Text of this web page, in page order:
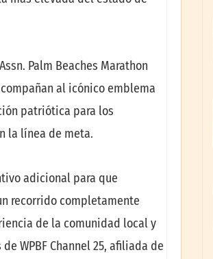
Palm Beaches Marathon
al icónico emblema
patriótica para los
la línea de meta.
adicional para que
recorrido completamente
de la comunidad local y
WPBF Channel 25, afiliada de